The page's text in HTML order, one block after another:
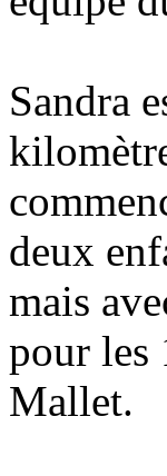
Sandra
deux
mais
pour les
Mallet.